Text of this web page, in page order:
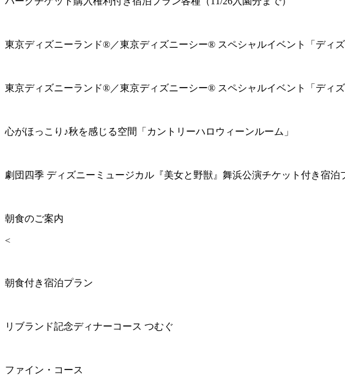
東京ディズニーランド®／東京ディズニーシー® スペシャルイベント「ディ
東京ディズニーランド®／東京ディズニーシー® スペシャルイベント「ディ
心がほっこり♪秋を感じる空間「カントリーハロウィーンルーム」
劇団四季 ディズニーミュージカル『美女と野獣』舞浜公演チケット付き宿泊
朝食のご案内
<
朝食付き宿泊プラン
リブランド記念ディナーコース つむぐ
ファイン・コース